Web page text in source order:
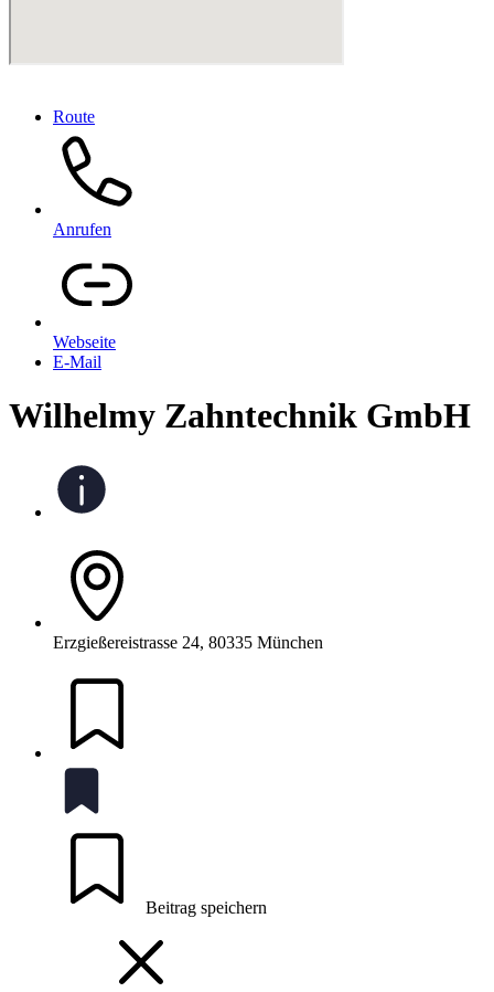
Route
Anrufen
Webseite
E-Mail
Wilhelmy Zahntechnik GmbH
Erzgießereistrasse 24, 80335 München
Beitrag speichern